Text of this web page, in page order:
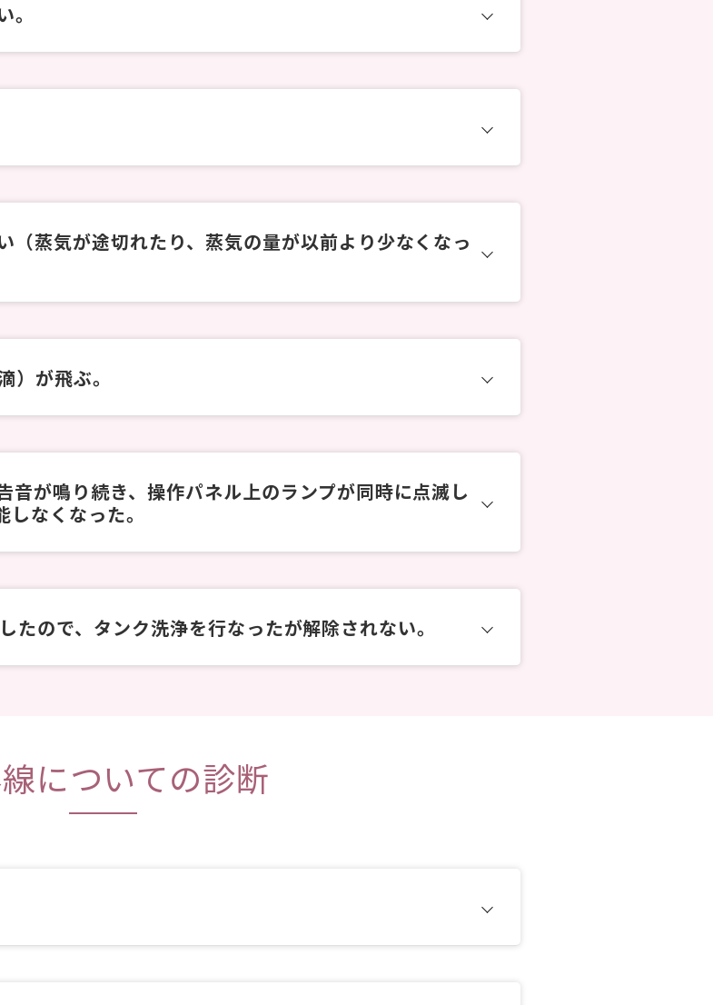
（蒸気が途切れたり、蒸気の量が以前より少なくなっ
）が飛ぶ。
音が鳴り続き、操作パネル上のランプが同時に点滅し
なくなった。
ので、タンク洗浄を行なったが解除されない。
についての診断